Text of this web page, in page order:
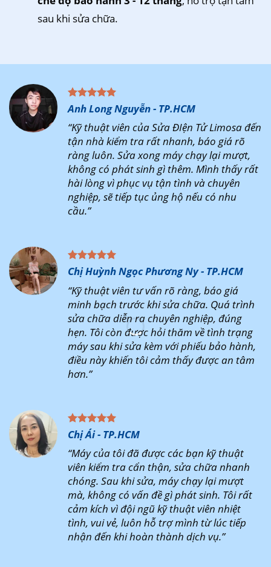
sau khi sửa chữa.
Anh Long Nguyễn - TP.HCM
“Kỹ thuật viên của Sửa ĐIện Tử Limosa đến
tận nhà kiểm tra rất nhanh, báo giá rõ
ràng luôn. Sửa xong máy chạy lại mượt,
không có phát sinh gì thêm. Mình thấy rất
hài lòng vì phục vụ tận tình và chuyên
nghiệp, sẽ tiếp tục ủng hộ nếu có nhu
cầu.”
Chị Huỳnh Ngọc Phương Ny - TP.HCM
“Kỹ thuật viên tư vấn rõ ràng, báo giá
minh bạch trước khi sửa chữa. Quá trình
sửa chữa diễn ra chuyên nghiệp, đúng
hẹn. Tôi còn được hỏi thăm về tình trạng
máy sau khi sửa kèm với phiếu bảo hành,
điều này khiến tôi cảm thấy được an tâm
hơn.”
Chị Ái - TP.HCM
“Máy của tôi đã được các bạn kỹ thuật
viên kiểm tra cẩn thận, sửa chữa nhanh
chóng. Sau khi sửa, máy chạy lại mượt
mà, không có vấn đề gì phát sinh. Tôi rất
cảm kích vì đội ngũ kỹ thuật viên nhiệt
tình, vui vẻ, luôn hỗ trợ mình từ lúc tiếp
nhận đến khi hoàn thành dịch vụ.”